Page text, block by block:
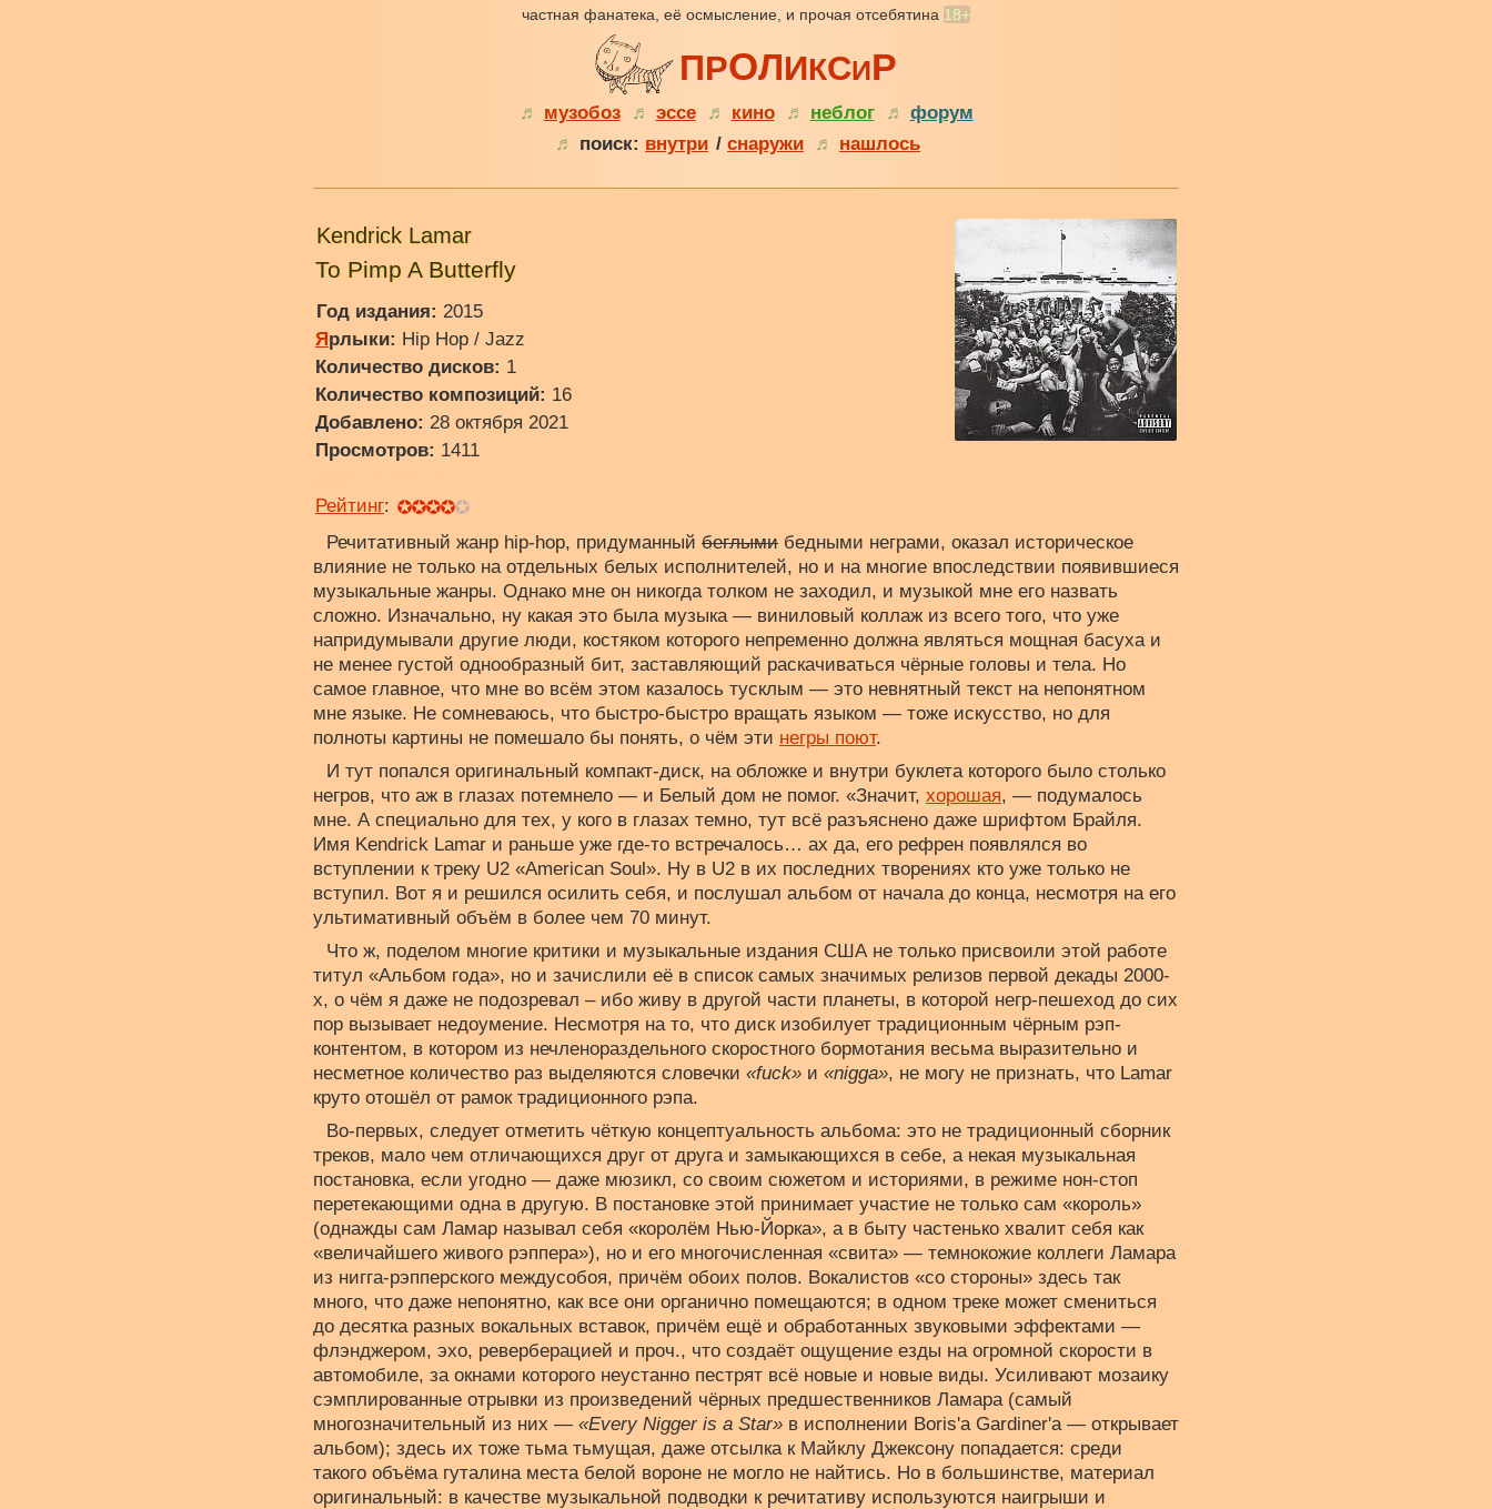
частная фанатека, её осмысление, и прочая отсебятина 18+
ПРОЛИКСИР
♬ музобоз ♬ эссе ♬ кино ♬ неблог ♬ форум
♬
поиск: внутри / снаружи ♬ нашлось
Kendrick Lamar
To Pimp A Butterfly
Год издания: 2015
Ярлыки: Hip Hop / Jazz
Количество дисков: 1
Количество композиций: 16
Добавлено: 28 октября 2021
Просмотров: 1411
Рейтинг:
Речитативный жанр hip-hop, придуманный беглыми бедными неграми, оказал историческое
влияние не только на отдельных белых исполнителей, но и на многие впоследствии появившиеся
музыкальные жанры. Однако мне он никогда толком не заходил, и музыкой мне его назвать
сложно. Изначально, ну какая это была музыка — виниловый коллаж из всего того, что уже
напридумывали другие люди, костяком которого непременно должна являться мощная басуха и
не менее густой однообразный бит, заставляющий раскачиваться чёрные головы и тела. Но
самое главное, что мне во всём этом казалось тусклым — это невнятный текст на непонятном
мне языке. Не сомневаюсь, что быстро-быстро вращать языком — тоже искусство, но для
полноты картины не помешало бы понять, о чём эти негры поют.
И тут попался оригинальный компакт-диск, на обложке и внутри буклета которого было столько
негров, что аж в глазах потемнело — и Белый дом не помог. «Значит, хорошая, — подумалось
мне. А специально для тех, у кого в глазах темно, тут всё разъяснено даже шрифтом Брайля.
Имя Kendrick Lamar и раньше уже где-то встречалось… ах да, его рефрен появлялся во
вступлении к треку U2 «American Soul». Ну в U2 в их последних творениях кто уже только не
вступил. Вот я и решился осилить себя, и послушал альбом от начала до конца, несмотря на его
ультимативный объём в более чем 70 минут.
Что ж, поделом многие критики и музыкальные издания США не только присвоили этой работе
титул «Альбом года», но и зачислили её в список самых значимых релизов первой декады 2000-
х, о чём я даже не подозревал – ибо живу в другой части планеты, в которой негр-пешеход до сих
пор вызывает недоумение. Несмотря на то, что диск изобилует традиционным чёрным рэп-
контентом, в котором из нечленораздельного скоростного бормотания весьма выразительно и
несметное количество раз выделяются словечки «fuck» и «nigga», не могу не признать, что Lamar
круто отошёл от рамок традиционного рэпа.
Во-первых, следует отметить чёткую концептуальность альбома: это не традиционный сборник
треков, мало чем отличающихся друг от друга и замыкающихся в себе, а некая музыкальная
постановка, если угодно — даже мюзикл, со своим сюжетом и историями, в режиме нон-стоп
перетекающими одна в другую. В постановке этой принимает участие не только сам «король»
(однажды сам Ламар называл себя «королём Нью-Йорка», а в быту частенько хвалит себя как
«величайшего живого рэппера»), но и его многочисленная «свита» — темнокожие коллеги Ламара
из нигга-рэпперского междусобоя, причём обоих полов. Вокалистов «со стороны» здесь так
много, что даже непонятно, как все они органично помещаются; в одном треке может смениться
до десятка разных вокальных вставок, причём ещё и обработанных звуковыми эффектами —
флэнджером, эхо, реверберацией и проч., что создаёт ощущение езды на огромной скорости в
автомобиле, за окнами которого неустанно пестрят всё новые и новые виды. Усиливают мозаику
сэмплированные отрывки из произведений чёрных предшественников Ламара (самый
многозначительный из них — «Every Nigger is a Star» в исполнении Boris'а Gardiner'а — открывает
альбом); здесь их тоже тьма тьмущая, даже отсылка к Майклу Джексону попадается: среди
такого объёма гуталина места белой вороне не могло не найтись. Но в большинстве, материал
оригинальный: в качестве музыкальной подводки к речитативу используются наигрыши и